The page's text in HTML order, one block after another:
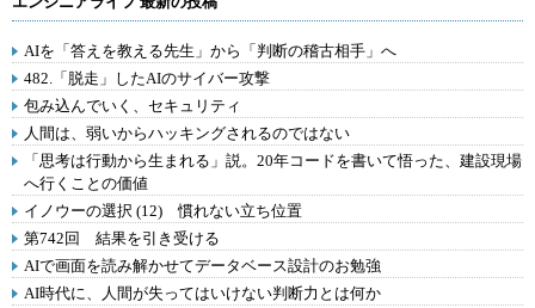
AIを「答えを教える先生」から「判断の稽古相手」へ
482.「脱走」したAIのサイバー攻撃
包み込んでいく、セキュリティ
人間は、弱いからハッキングされるのではない
「思考は行動から生まれる」説。20年コードを書いて悟った、建設現場
へ行くことの価値
イノウーの選択 (12) 慣れない立ち位置
第742回 結果を引き受ける
AIで画面を読み解かせてデータベース設計のお勉強
AI時代に、人間が失ってはいけない判断力とは何か